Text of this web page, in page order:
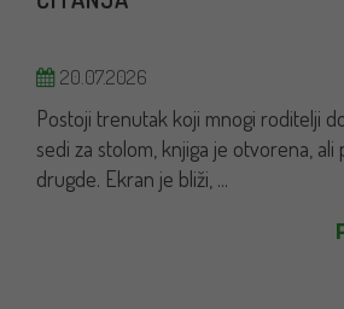
20.07.2026
Postoji trenutak koji mnogi roditelji
sedi za stolom, knjiga je otvorena,
drugde. Ekran je bliži, ...